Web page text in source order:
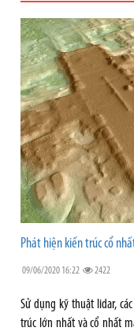
Phát hiện kiến trúc cổ
09/06/2020 16:22 2422
Sử dụng kỹ thuật lidar,
trúc lớn nhất và cổ nhất